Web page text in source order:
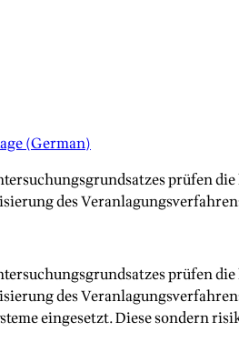
(German)
prüfen
des
prüfen
des
eingesetzt. Diese sondern